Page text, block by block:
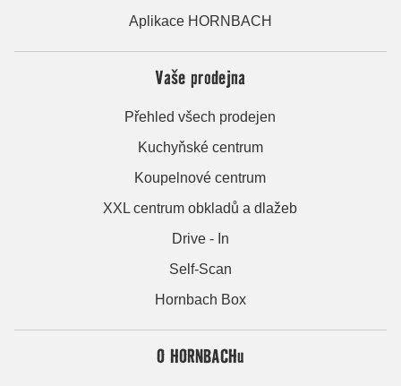
Aplikace HORNBACH
Vaše prodejna
Přehled všech prodejen
Kuchyňské centrum
Koupelnové centrum
XXL centrum obkladů a dlažeb
Drive - In
Self-Scan
Hornbach Box
O HORNBACHu